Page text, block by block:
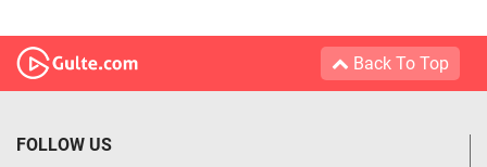
Back To Top
FOLLOW US